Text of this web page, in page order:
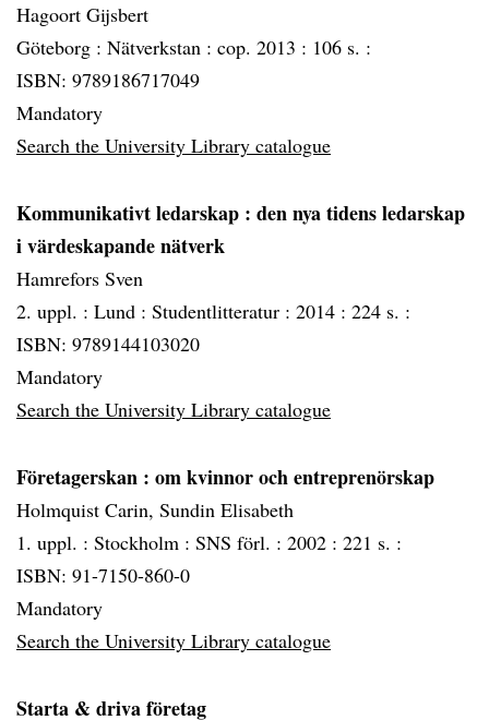
Hagoort Gijsbert
Göteborg : Nätverkstan : cop. 2013 : 106 s. :
ISBN: 9789186717049
Mandatory
Search the University Library catalogue
Kommunikativt ledarskap : den nya tidens ledarskap
i värdeskapande nätverk
Hamrefors Sven
2. uppl. : Lund : Studentlitteratur : 2014 : 224 s. :
ISBN: 9789144103020
Mandatory
Search the University Library catalogue
Företagerskan : om kvinnor och entreprenörskap
Holmquist Carin, Sundin Elisabeth
1. uppl. : Stockholm : SNS förl. : 2002 : 221 s. :
ISBN: 91-7150-860-0
Mandatory
Search the University Library catalogue
Starta & driva företag